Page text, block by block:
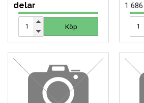
SLANGVINDOR
STEGAR, STÖD OCH PLATTFORMAR
TUNGA FORDON UNIVERSAL
VERKSTADSUTRUSTNING
delar
1 565 SEK
Köp
1